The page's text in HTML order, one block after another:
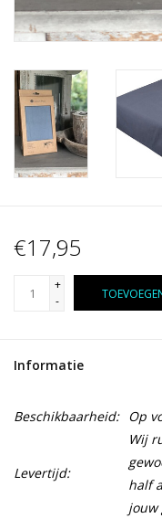
€17,95
+
-
Informatie
Beschikbaarheid: Op
Levertijd:
Wij
half
jouw